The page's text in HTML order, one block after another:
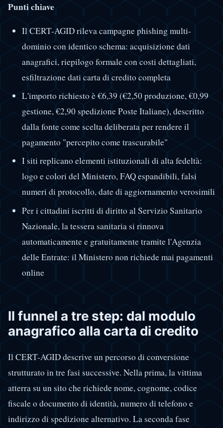
Punti chiave
Il CERT-AGID rileva campagne phishing multi-
dominio con identico schema: acquisizione dati
anagrafici, riepilogo formale con costi dettagliati,
esfiltrazione dati carta di credito completa
L'importo richiesto è €6,39 (€2,50 produzione, €0,99
gestione, €2,90 spedizione Poste Italiane), descritto
dalla fonte come scelta deliberata per rendere il
pagamento "percepito come trascurabile"
I siti replicano elementi istituzionali di alta fedeltà:
logo e colori del Ministero, FAQ espandibili, falsi
numeri di protocollo, date di aggiornamento verosimili
Per i cittadini iscritti di diritto al Servizio Sanitario
Nazionale, la tessera sanitaria si rinnova
automaticamente e gratuitamente tramite l'Agenzia
delle Entrate: il Ministero non richiede mai pagamenti
online
Il funnel a tre step: dal modulo
anagrafico alla carta di credito
Il CERT-AGID descrive un percorso di conversione
strutturato in tre fasi successive. Nella prima, la vittima
atterra su un sito che richiede nome, cognome, codice
fiscale o documento di identità, numero di telefono e
indirizzo di spedizione alternativo. La seconda fase